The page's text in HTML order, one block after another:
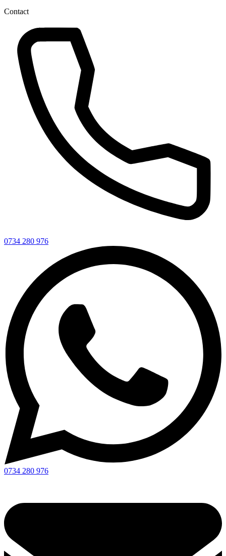
Contact
0734 280 976
0734 280 976